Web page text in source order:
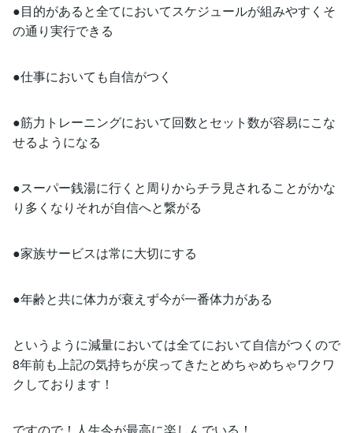
●目的があると全てにおいてスケジュールが組みやすくそ
の通り実行できる
●仕事においても自信がつく
●筋力トレーニングにおいて回数とセット数が容易にこな
せるようになる
●スーパー銭湯に行くと周りからチラ見されることがかな
り多くなりそれが自信へと繋がる
●家族サービスは常に大切にする
●年齢と共に体力が衰えず今が一番体力がある
というように減量においては全てにおいて自信がつくので
8年前も上記の気持ちが戻ってきたとめちゃめちゃワクワ
クしております！
ですので！人生今が最高に楽しんでいる！